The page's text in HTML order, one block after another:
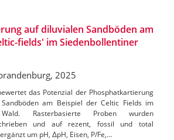
auf diluvialen Sandböden am
fields' im Siedenbollentiner
2025
das Potenzial der Phosphatkartierung
am Beispiel der Celtic Fields im
Wald. Rasterbasierte Proben wurden
und auf rezent, fossil und total
um pH, ΔpH, Eisen, P/Fe,…